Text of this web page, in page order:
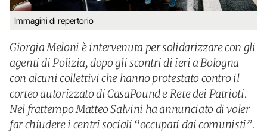
Immagini di repertorio
Giorgia Meloni è intervenuta per solidarizzare con gli
agenti di Polizia, dopo gli scontri di ieri a Bologna
con alcuni collettivi che hanno protestato contro il
corteo autorizzato di CasaPound e Rete dei Patrioti.
Nel frattempo Matteo Salvini ha annunciato di voler
far chiudere i centri sociali “occupati dai comunisti”.